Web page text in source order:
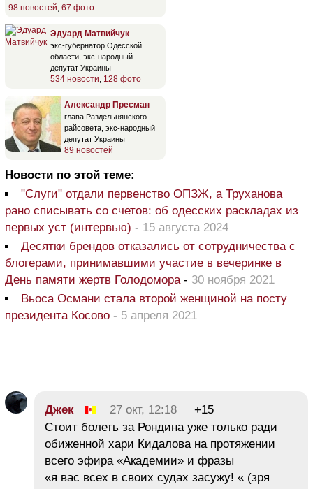
98 новостей 67 фото
Эдуард Матвийчук
экс-губернатор Одесской
области, экс-народный
депутат Украины
534 новости 128 фото
Александр Пресман
глава Раздельнянского
райсовета, экс-народный
депутат Украины
89 новостей
Новости по этой теме:
"Слуги" отдали первенство ОПЗЖ, а Труханова
рано списывать со счетов: об одесских раскладах из
первых уст (интервью) - 15 августа 2024
Десятки брендов отказались от сотрудничества с
блогерами, принимавшими участие в вечеринке в
День памяти жертв Голодомора - 30 ноября 2021
Вьоса Османи стала второй женщиной на посту
президента Косово - 5 апреля 2021
Джек 27 окт, 12:18
+15
Стоит болеть за Рондина уже только ради
обиженной хари Кидалова на протяжении
всего эфира «Академии» и фразы
«я вас всех в своих судах засужу! « (зря